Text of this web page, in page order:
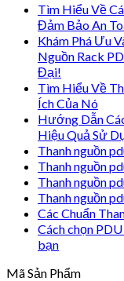
Tìm Hiểu Về
Đảm Bảo An
Khám Phá Ưu
Nguồn Rack
Đại!
Tìm Hiểu Về
Ích Của Nó
Hướng Dẫn
Hiệu Quả Sử
Thanh nguồn
Thanh nguồn
Thanh nguồn
Thanh nguồn
Các Chuẩn
Cách chọn
bạn
Mã Sản Phẩm